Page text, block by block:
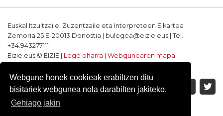
Webgune honek cookieak erabiltzen ditu
bisitariek webgunea nola darabilten jakiteko.
Gehiago jakin
Euskal Itzultzaile, Zuzentzaile eta Interpreteen Elkartea
Zemoria 25 E-20013 Donostia | bulegoa@eizie.eus | Tel.
+34.943277111
Eizie.eus © EIZIE | Lege oharra
Webgunearen mapa